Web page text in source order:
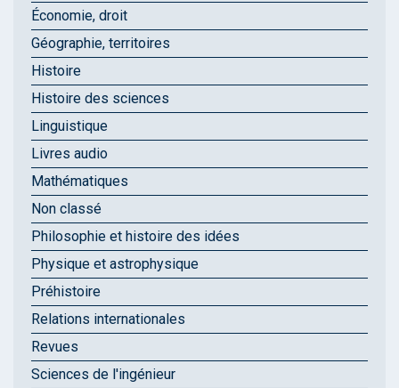
Économie, droit
Géographie, territoires
Histoire
Histoire des sciences
Linguistique
Livres audio
Mathématiques
Non classé
Philosophie et histoire des idées
Physique et astrophysique
Préhistoire
Relations internationales
Revues
Sciences de l'ingénieur